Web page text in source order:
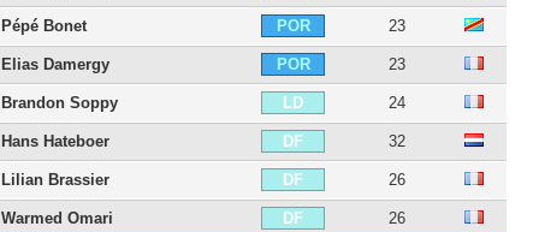
Pépé Bonet POR 23
Elias Damergy POR 23
Brandon Soppy LD 24
Hans Hateboer DF 32
Lilian Brassier DF 26
Warmed Omari DF 26